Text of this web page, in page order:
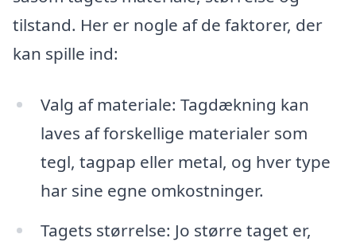
tilstand. Her er nogle af de faktorer, der
kan spille ind:
Valg af materiale: Tagdækning kan
laves af forskellige materialer som
tegl, tagpap eller metal, og hver type
har sine egne omkostninger.
Tagets størrelse: Jo større taget er,